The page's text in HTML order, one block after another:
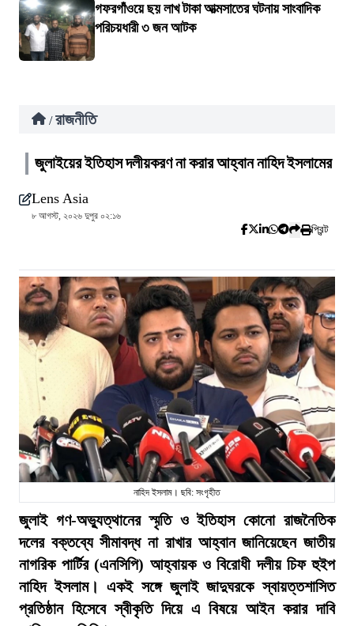
গফরগাঁওয়ে ছয় লাখ টাকা আত্মসাতের ঘটনায় সাংবাদিক
পরিচয়ধারী ৩ জন আটক
/ রাজনীতি
জুলাইয়ের ইতিহাস দলীয়করণ না করার আহ্বান নাহিদ ইসলামের
Lens Asia
৮ আগস্ট, ২০২৬ দুপুর ০২:১৬
প্রিন্ট
নাহিদ ইসলাম। ছবি: সংগৃহীত
জুলাই গণ-অভ্যুত্থানের স্মৃতি ও ইতিহাস কোনো রাজনৈতিক
দলের বক্তব্যে সীমাবদ্ধ না রাখার আহ্বান জানিয়েছেন জাতীয়
নাগরিক পার্টির (এনসিপি) আহ্বায়ক ও বিরোধী দলীয় চিফ হুইপ
নাহিদ ইসলাম। একই সঙ্গে জুলাই জাদুঘরকে স্বায়ত্তশাসিত
প্রতিষ্ঠান হিসেবে স্বীকৃতি দিয়ে এ বিষয়ে আইন করার দাবি